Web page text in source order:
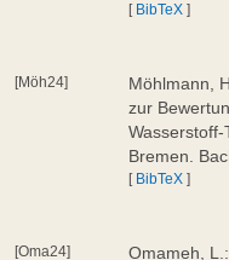
[ BibTeX ]
[Möh24]
Möhlmann,
zur
Bremen.
[ BibTeX ]
[Oma24]
Omameh,